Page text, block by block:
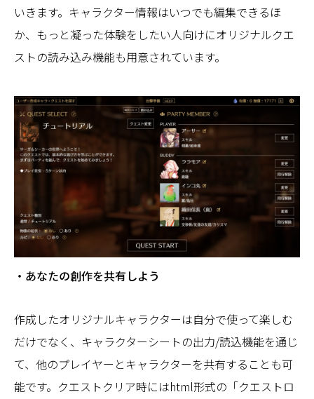
いきます。キャラクター情報はいつでも編集できるほ
か、もっと凝った体験をしたい人向けにオリジナルクエ
ストの読み込み機能も用意されています。
・あなたの創作を共有しよう
作成したオリジナルキャラクターは自分で使って楽しむ
だけでなく、キャラクターシートの出力/読込機能を通じ
て、他のプレイヤーとキャラクターを共有することも可
能です。クエストクリア時にはhtml形式の「クエストロ